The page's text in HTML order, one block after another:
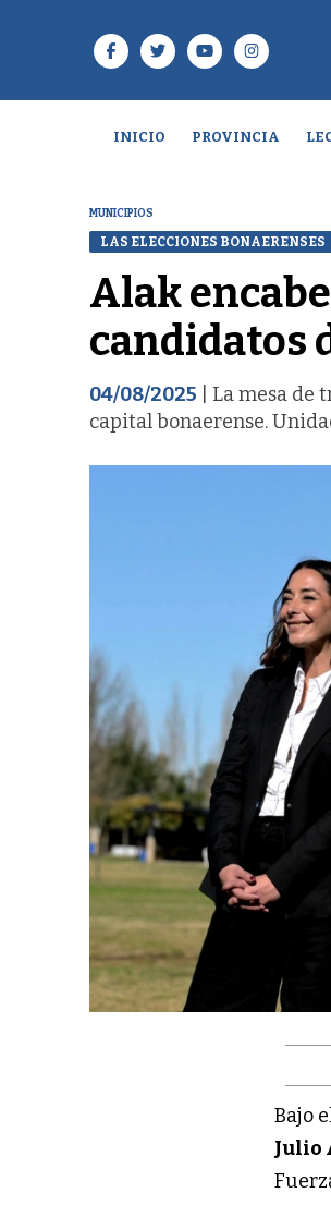
INICIO PROVINCIA
MUNICIPIOS
LAS ELECCIONES BONAERENSES
Alak
candidatos
04/08/2025 | La mesa
capital bonaerense.
Bajo
Julio